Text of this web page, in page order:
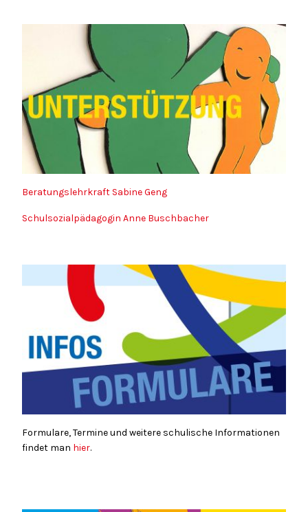
Beratungslehrkraft Sabine Geng
Schulsozialpädagogin Anne Buschbacher
Formulare, Termine und weitere schulische Informationen
findet man hier.